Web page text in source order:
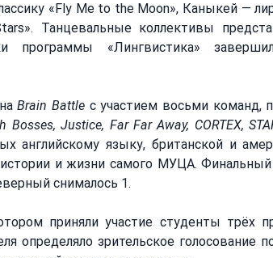
«Fly Me to the Moon», Каныкей —
Танцевальные коллективы
программы «Лингвистика»
Brain Battle с участием восьми команд,
Justice, Far Far Away, CORTEX,
английскому языку, британской и
и жизни самого МУЦА. Финальный
снималось 1.
приняли участие студенты трёх
зрительское голосование